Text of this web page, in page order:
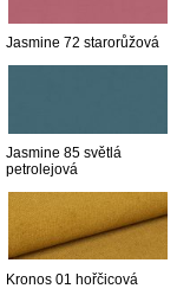
Jasmine 72 starorůžová
Jasmine 85 světlá
petrolejová
Kronos 01 hořčicová